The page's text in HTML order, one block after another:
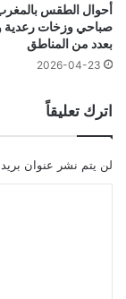
أحوال الطقس
صباحي وزخات رعدية
بعدد من المناطق
2026-04-23
اترك تعليقاً
لن يتم نشر عنوان